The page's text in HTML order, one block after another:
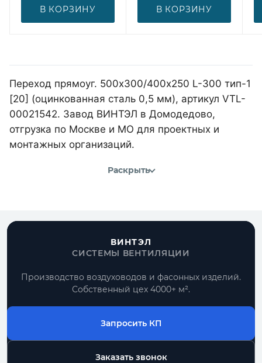
В КОРЗИНУ В КОРЗИНУ
Переход прямоуг. 500х300/400х250 L-300 тип-1
[20] (оцинкованная сталь 0,5 мм), артикул VTL-
00021542. Завод ВИНТЭЛ в Домодедово,
отгрузка по Москве и МО для проектных и
монтажных организаций.
Раскрыть
ВИНТЭЛ
СИСТЕМЫ ВЕНТИЛЯЦИИ
Производство воздуховодов и фасонных изделий.
Собственный цех 4000+ м².
Запросить КП
Заказать звонок